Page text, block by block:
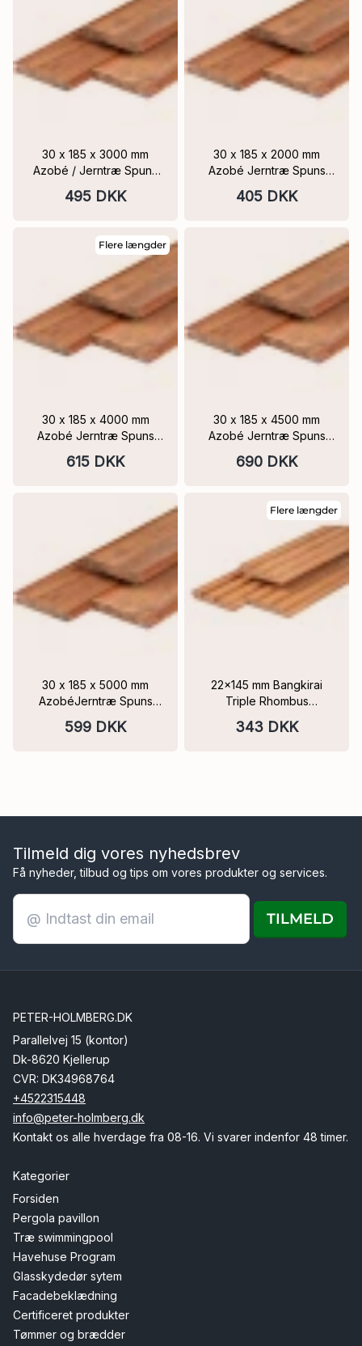
30 x 185 x 3000 mm
Azobé / Jerntræ Spuns
og not
495 DKK
30 x 185 x 2000 mm
Azobé Jerntræ Spuns
og not
405 DKK
Flere længder
30 x 185 x 4000 mm
Azobé Jerntræ Spuns
og not
615 DKK
30 x 185 x 4500 mm
Azobé Jerntræ Spuns
og not
690 DKK
30 x 185 x 5000 mm
AzobéJerntræ Spuns
og not
599 DKK
Flere længder
22x145 mm Bangkirai
Triple Rhombus
Hegn og Facade I Flere
343 DKK
Tilmeld dig vores nyhedsbrev
Få nyheder, tilbud og tips om vores produkter og services.
TILMELD
PETER-HOLMBERG.DK
Parallelvej 15 (kontor)
Dk-8620 Kjellerup
CVR: DK34968764
+4522315448
info@peter-holmberg.dk
Kontakt os alle hverdage fra 08-16. Vi svarer indenfor 48 timer.
Kategorier
Forsiden
Pergola pavillon
Træ swimmingpool
Havehuse Program
Glasskydedør sytem
Facadebeklædning
Certificeret produkter
Tømmer og brædder